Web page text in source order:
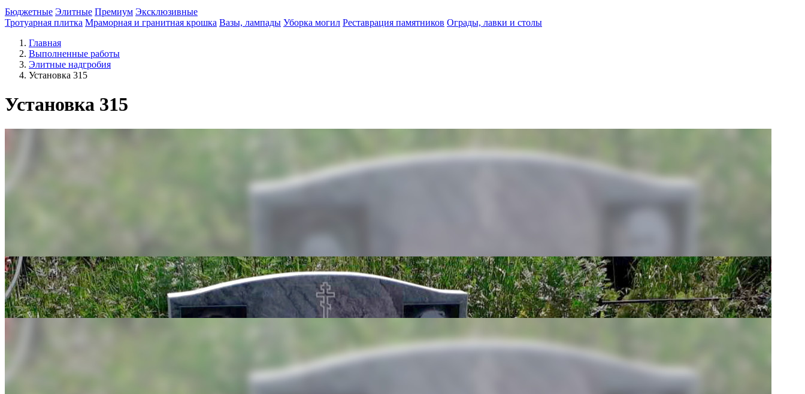
Бюджетные Элитные Премиум Эксклюзивные
Тротуарная плитка Мраморная и гранитная крошка Вазы, лампады Уборка могил Реставрация памятников Ограды, лавки и столы
Главная
Выполненные работы
Элитные надгробия
Установка 315
Установка 315